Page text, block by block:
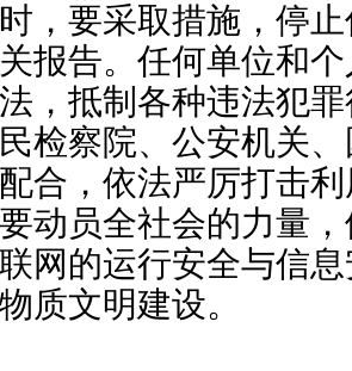
时，要采取措施，停
关报告。任何单位和
法，抵制各种违法犯
民检察院、公安机关
配合，依法严厉打击
要动员全社会的力量
联网的运行安全与信
物质文明建设。